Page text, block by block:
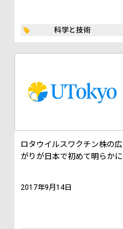
科学と技術
ロタウイルスワクチン株の広
がりが日本で初めて明らかに
2017年9月14日